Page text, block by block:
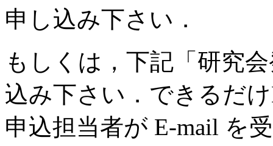
申し込み下さい．
もしくは，下記「研究
込み下さい．できるだ
申込担当者が E-mail を